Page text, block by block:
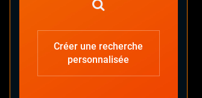
Créer une recherche
personnalisée